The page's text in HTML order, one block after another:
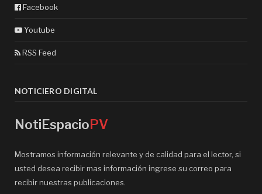
Facebook
Youtube
RSS Feed
NOTICIERO DIGITAL
NotiEspacioPV
Mostramos información relevante y de calidad para el lector, si
usted desea recibir mas información ingrese su correo para
recibir nuestras publicaciones.